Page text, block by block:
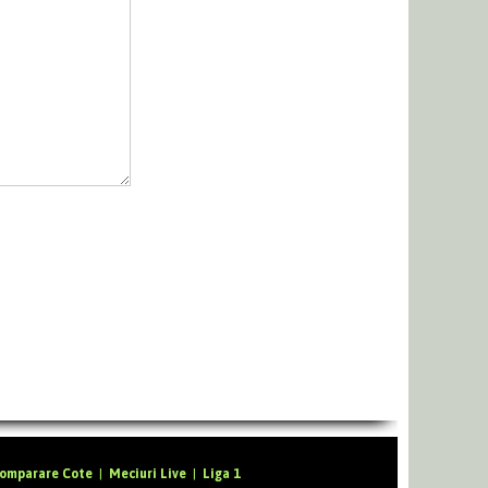
Cote Meciuri Live
Liga 1